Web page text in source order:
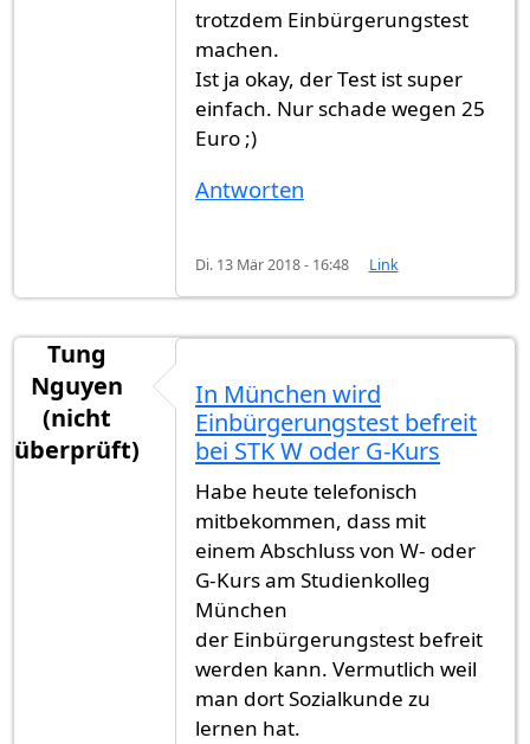
trotzdem Einbürgerungstest
machen.
Ist ja okay, der Test ist super
einfach. Nur schade wegen 25
Euro ;)
Antworten
Di. 13 Mär 2018 - 16:48 Link
Tung
Nguyen
(nicht
überprüft)
In München wird
Einbürgerungstest befreit
bei STK W oder G-Kurs
Habe heute telefonisch
mitbekommen, dass mit
einem Abschluss von W- oder
G-Kurs am Studienkolleg
München
der Einbürgerungstest befreit
werden kann. Vermutlich weil
man dort Sozialkunde zu
lernen hat.